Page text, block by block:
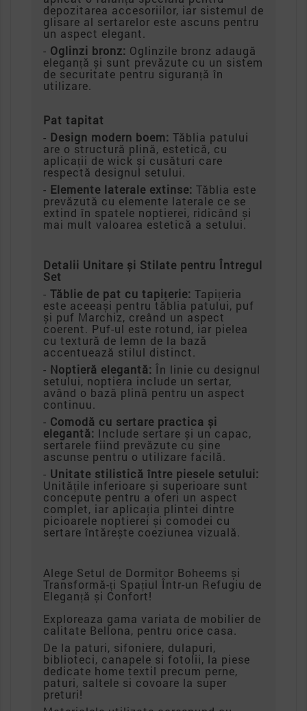
depozitarea accesoriilor, iar sistemul de
glisare al sertarelor este ascuns pentru
un aspect elegant.
- Oglinzi bronz: Oglinzile bronz adaugă
eleganță și sunt prevăzute cu un sistem
de securitate pentru siguranță în
utilizare.
Pat tapitat
- Design modern boem: Tăblia patului
are o structură plină, estetică, cu
aplicații de wick și cusături care
respectă designul setului.
- Elemente laterale extinse: Tăblia este
prevăzută cu elemente laterale ce se
extind în spatele noptierei, ridicând și
mai mult valoarea estetică a setului.
Detalii Unitare și Stilate pentru Întregul
Set
- Tăblie de pat cu tapițerie: Tapițeria
este aceeași pentru tăblia patului, puf
și puf Marchiz, creând un aspect
coerent. Puf-ul este rotund, iar pielea
cu textură de lemn de la bază
accentuează stilul distinct.
- Noptieră elegantă: În linie cu designul
setului, noptiera include un sertar,
având o bază plină pentru un aspect
continuu.
- Comodă cu sertare practica și
elegantă: Include sertare și un capac,
sertarele fiind prevăzute cu șine
ascunse pentru o utilizare facilă.
- Unitate stilistică între piesele setului:
Unitățile inferioare și superioare sunt
concepute pentru a oferi un aspect
complet, iar aplicația plintei dintre
picioarele noptierei și comodei cu
sertare întărește coeziunea vizuală.
Alege Setul de Dormitor Boheems și
Transformă-ți Spațiul Într-un Refugiu de
Eleganță și Confort!
Exploreaza gama variata de mobilier de
calitate Bellona, pentru orice casa.
De la paturi, sifoniere, dulapuri,
biblioteci, canapele si fotolii, la piese
dedicate home textil precum perne,
paturi, saltele si covoare la super
preturi!